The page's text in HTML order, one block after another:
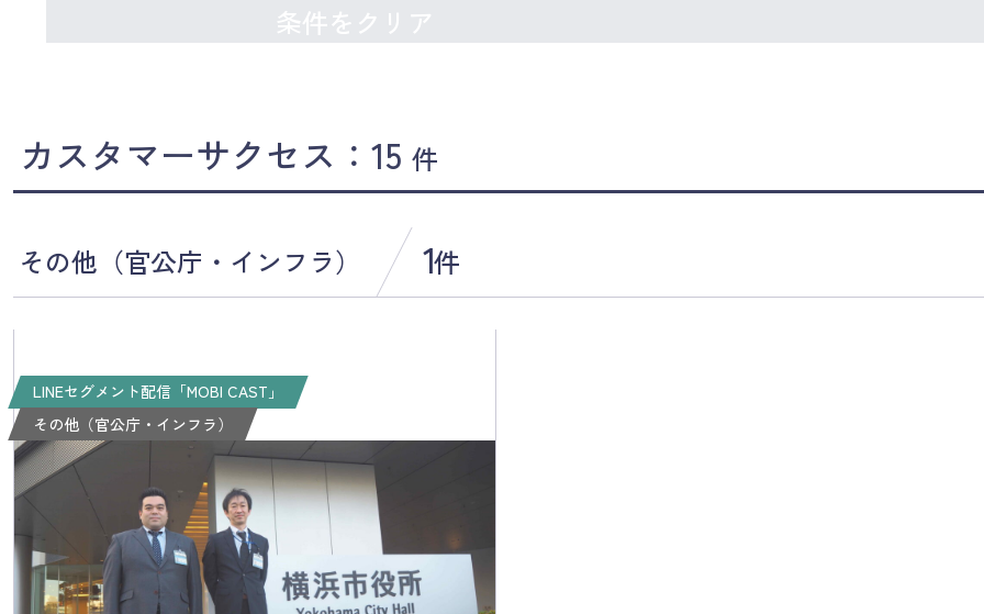
条件をクリア
カスタマーサクセス：15件
その他（官公庁・インフラ） 1件
LINEセグメント配信「MOBI CAST」
その他（官公庁・インフラ）